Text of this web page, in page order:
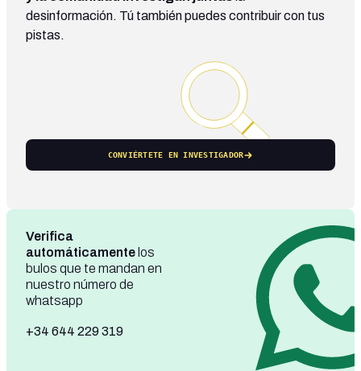
desinformación. Tú también puedes contribuir con tus
pistas.
CONVIÉRTETE EN INVESTIGADOR
Verifica
automáticamente los
bulos que te mandan en
nuestro número de
whatsapp
+34 644 229 319